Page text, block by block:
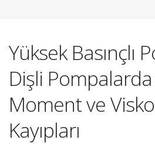
Yüksek Basınçlı
Dişli
Moment ve
Kayıpları